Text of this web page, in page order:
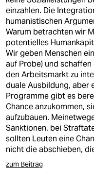
einzahlen. Die
humanistischen
Warum betrachten wir
potentielles
Wir geben Menschen
auf Probe) und
den Arbeitsmarkt zu
duale Ausbildung, aber
Programme gibt es
Chance anzukommen,
aufzubauen.
Sanktionen, bei
sollten Leuten eine
nicht die abschieben,
zum Beitrag